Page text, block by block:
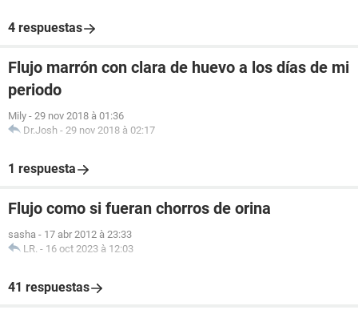
4 respuestas
Flujo marrón con clara de huevo a los días de mi
periodo
Mily - 29 nov 2018 à 01:36
Dr.Josh - 29 nov 2018 à 02:17
1 respuesta
Flujo como si fueran chorros de orina
sasha - 17 abr 2012 à 23:33
LR. - 16 oct 2023 à 12:03
41 respuestas